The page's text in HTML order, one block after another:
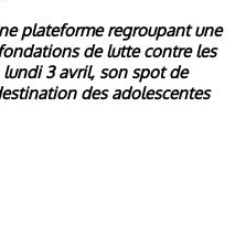
plateforme regroupant une
de lutte contre les
3 avril, son spot de
des adolescentes